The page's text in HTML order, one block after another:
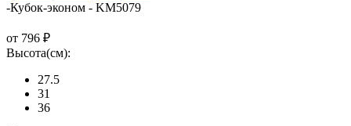
-Кубок-эконом - KM5079
от 796 ₽
Высота(см):
27.5
31
36